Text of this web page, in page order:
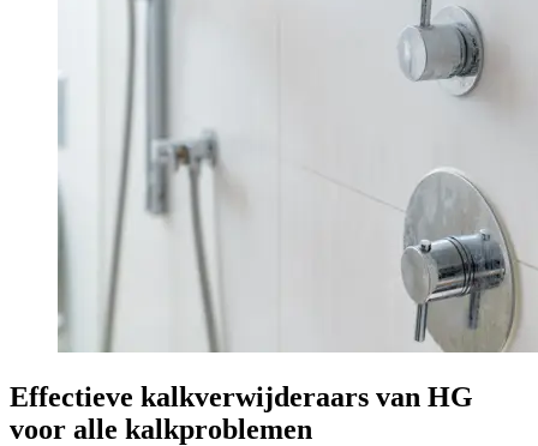
Effectieve kalkverwijderaars van HG
voor alle kalkproblemen